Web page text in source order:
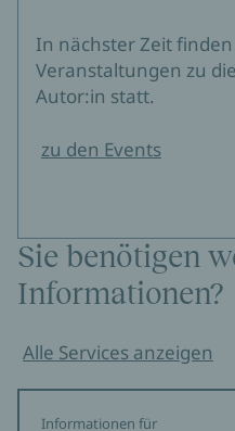
In nächster Zeit
Veranstaltungen zu
Autor:in statt.
zu den Events
Sie benötigen
Informationen?
Alle Services anzeigen
Informationen für